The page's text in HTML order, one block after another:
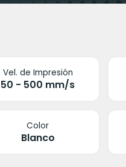
Vel. de Impresión
50 - 500 mm/s
Color
Blanco